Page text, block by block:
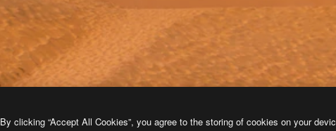
By clicking “Accept All Cookies”, you agree to the storing of cookies on your